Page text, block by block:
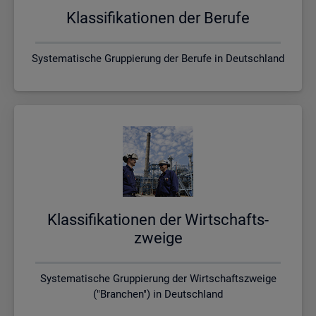
Klas­si­fi­ka­tio­nen der Be­ru­fe
Systematische Gruppierung der Berufe in Deutschland
Klas­si­fi­ka­tio­nen der Wirt­schafts­
zwei­ge
Systematische Gruppierung der Wirtschaftszweige
("Branchen") in Deutschland